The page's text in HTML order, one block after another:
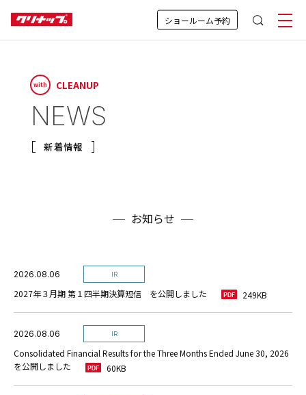
ショールーム予約
with CLEANUP
NEWS
新着情報
お知らせ
2026.08.06 IR
2027年３月期 第１四半期決算短信 を公開しました 249KB
2026.08.06 IR
Consolidated Financial Results for the Three Months Ended June 30, 2026
を公開しました
60KB